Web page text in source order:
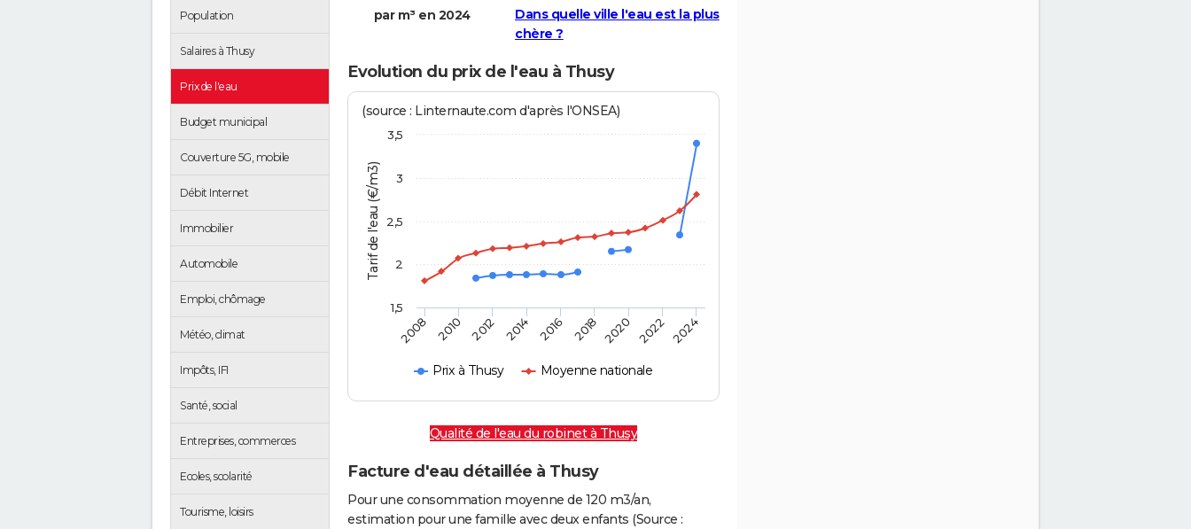
Population
Salaires à Thusy
Prix de l'eau
Budget municipal
Couverture 5G, mobile
Débit Internet
Immobilier
Automobile
Emploi, chômage
Météo, climat
Impôts, IFI
Santé, social
Entreprises, commerces
Ecoles, scolarité
Tourisme, loisirs
par m³ en 2024
Dans quelle ville l'eau est la plus
chère ?
Evolution du prix de l'eau à Thusy
Tarif de l'eau (€/m3)
(source : Linternaute.com d'après l'ONSEA)
Prix à Thusy Moyenne nationale
2008 2010 2012 2014 2016 2018 2020 2022 2024
1,5
2
2,5
3
3,5
Qualité de l'eau du robinet à Thusy
Facture d'eau détaillée à Thusy
Pour une consommation moyenne de 120 m3/an,
estimation pour une famille avec deux enfants (Source :